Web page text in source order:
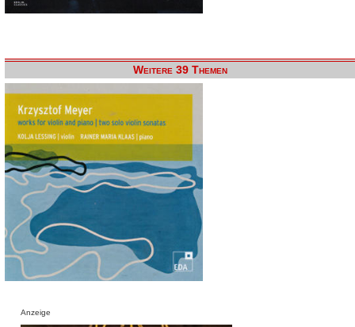
Weitere 39 Themen
Anzeige